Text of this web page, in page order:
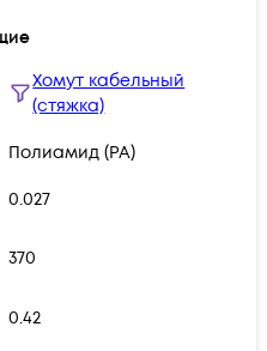
Хомут кабельный
(стяжка)
Полиамид (PA)
0.027
370
0.42